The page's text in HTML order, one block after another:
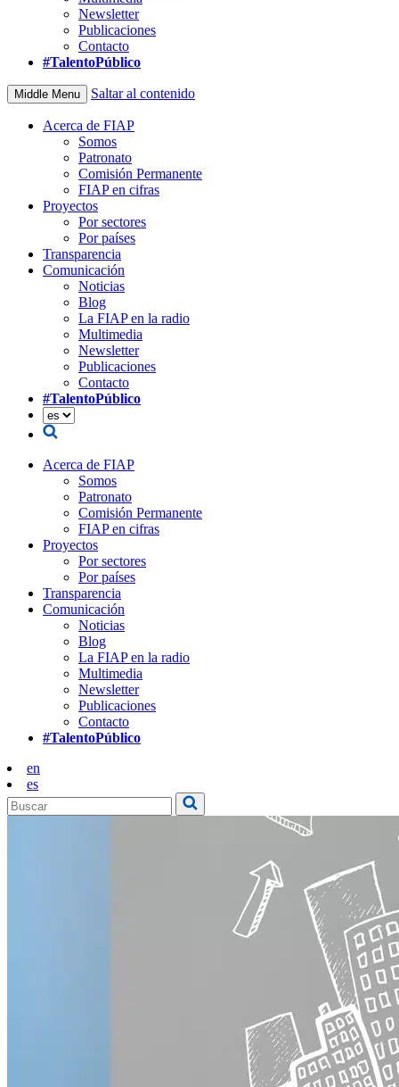
Newsletter
Publicaciones
Contacto
#TalentoPúblico
Middle Menu Saltar al contenido
Acerca de FIAP
Somos
Patronato
Comisión Permanente
FIAP en cifras
Proyectos
Por sectores
Por países
Transparencia
Comunicación
Noticias
Blog
La FIAP en la radio
Multimedia
Newsletter
Publicaciones
Contacto
#TalentoPúblico
Acerca de FIAP
Somos
Patronato
Comisión Permanente
FIAP en cifras
Proyectos
Por sectores
Por países
Transparencia
Comunicación
Noticias
Blog
La FIAP en la radio
Multimedia
Newsletter
Publicaciones
Contacto
#TalentoPúblico
en
es